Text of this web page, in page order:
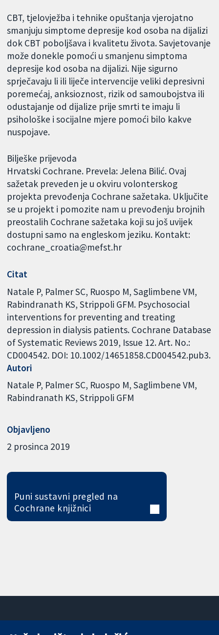
CBT, tjelovježba i tehnike opuštanja vjerojatno
smanjuju simptome depresije kod osoba na dijalizi
dok CBT poboljšava i kvalitetu života. Savjetovanje
može donekle pomoći u smanjenu simptoma
depresije kod osoba na dijalizi. Nije sigurno
sprječavaju li ili liječe intervencije veliki depresivni
poremećaj, anksioznost, rizik od samoubojstva ili
odustajanje od dijalize prije smrti te imaju li
psihološke i socijalne mjere pomoći bilo kakve
nuspojave.
Bilješke prijevoda
Hrvatski Cochrane. Prevela: Jelena Bilić. Ovaj
sažetak preveden je u okviru volonterskog
projekta prevođenja Cochrane sažetaka. Uključite
se u projekt i pomozite nam u prevođenju brojnih
preostalih Cochrane sažetaka koji su još uvijek
dostupni samo na engleskom jeziku. Kontakt:
cochrane_croatia@mefst.hr
Citat
Natale P, Palmer SC, Ruospo M, Saglimbene VM,
Rabindranath KS, Strippoli GFM. Psychosocial
interventions for preventing and treating
depression in dialysis patients. Cochrane Database
of Systematic Reviews 2019, Issue 12. Art. No.:
CD004542. DOI: 10.1002/14651858.CD004542.pub3.
Autori
Natale P Palmer SC Ruospo M Saglimbene VM
Rabindranath KS Strippoli GFM
Objavljeno
2 prosinca 2019
Puni sustavni pregled na
Cochrane knjižnici